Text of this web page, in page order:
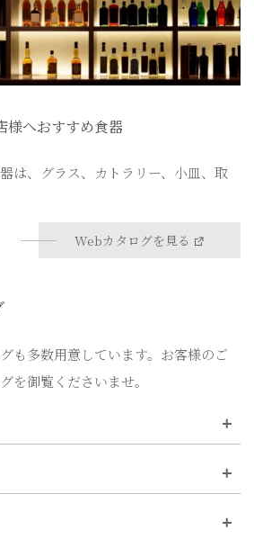
様へおすすめ食器
は、グラス、カトラリー、小皿、取
Webカタログを見る
も多数用意しています。お客様のご
を御覧くださいませ。
品